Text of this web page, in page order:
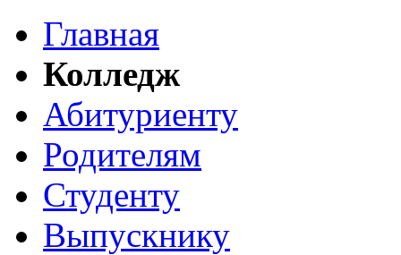
Главная
Колледж
Абитуриенту
Родителям
Студенту
Выпускнику